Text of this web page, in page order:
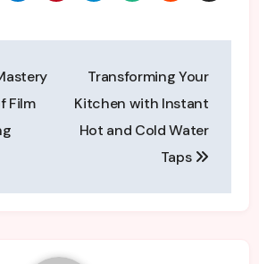
Film
Transforming Your
Kitchen with Instant
Hot and Cold Water
Taps